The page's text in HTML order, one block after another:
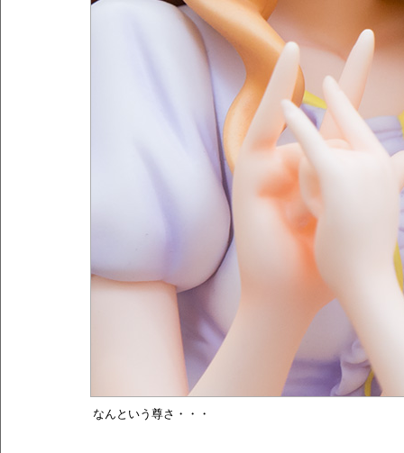
なんという尊さ・・・